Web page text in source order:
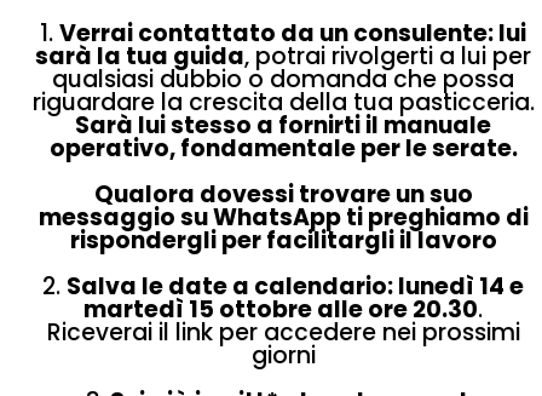
1.Verrai contattato da un consulente: lui
sarà la tua guida, potrai rivolgerti a lui per
qualsiasi dubbio o domanda che possa
riguardare la crescita della tua pasticceria.
Sarà lui stesso a fornirti il manuale
operativo, fondamentale per le serate.
Qualora dovessi trovare un suo
messaggio su WhatsApp ti preghiamo di
rispondergli per facilitargli il lavoro
2. Salva le date a calendario: lunedì 14 e
martedì 15 ottobre alle ore 20.30.
Riceverai il link per accedere nei prossimi
giorni